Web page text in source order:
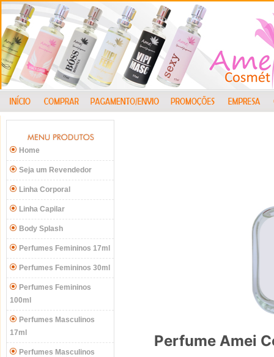
Home
Seja um Revendedor
Linha Corporal
Linha Capilar
Body Splash
Perfumes Femininos 17ml
Perfumes Femininos 30ml
Perfumes Femininos
100ml
Perfumes Masculinos
17ml
Perfumes Masculinos
Perfume Amei